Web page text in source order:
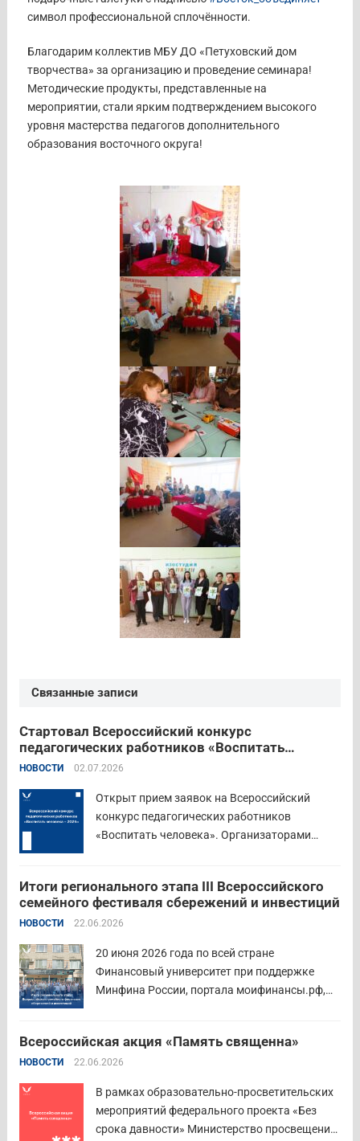
символ профессиональной сплочённости.
Благодарим коллектив МБУ ДО «Петуховский дом
творчества» за организацию и проведение семинара!
Методические продукты, представленные на
мероприятии, стали ярким подтверждением высокого
уровня мастерства педагогов дополнительного
образования восточного округа!
Связанные записи
Стартовал Всероссийский конкурс
педагогических работников «Воспитать
человека – 2026»
НОВОСТИ 02.07.2026
Открыт прием заявок на Всероссийский
конкурс педагогических работников
«Воспитать человека». Организаторами
Институт изучения детства, семьи и
воспитания и Российский детско-юношеский
центр. Прием заявок пройдет до 26 июля
включительно. Участниками конкурса могут
стать педагоги детских...
Итоги регионального этапа III Всероссийского
семейного фестиваля сбережений и инвестиций
НОВОСТИ 22.06.2026
20 июня 2026 года по всей стране
Финансовый университет при поддержке
Минфина России, портала моифинансы.рф,
семейного фестиваля сбережений и
инвестиций. В Курганской области
филиал Финуниверситета. 16 семей-
победителей... Читать дальше
Всероссийская акция «Память священна»
НОВОСТИ 22.06.2026
В рамках образовательно-просветительских
мероприятий федерального проекта «Без
срока давности» Министерство просвещения